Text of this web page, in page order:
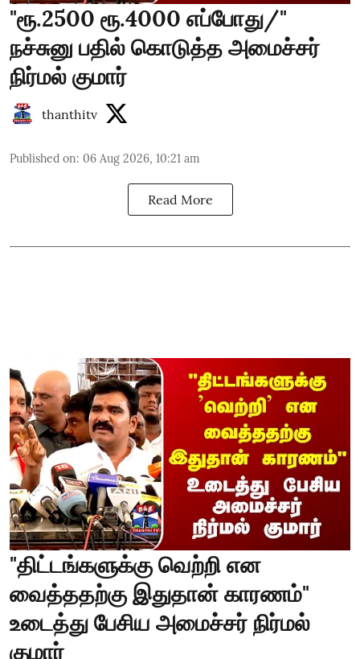
"ரூ.2500 ரூ.4000 எப்போது/"
நச்சுனு பதில் கொடுத்த அமைச்சர்
நிர்மல் குமார்
thanthitv
Published on: 06 Aug 2026, 10:21 am
Read More
"திட்டங்களுக்கு வெற்றி என
வைத்ததற்கு இதுதான் காரணம்"
உடைத்து பேசிய அமைச்சர் நிர்மல்
குமார்